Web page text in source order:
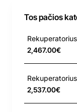
Tos pačios
2,467.00€
2,537.00€